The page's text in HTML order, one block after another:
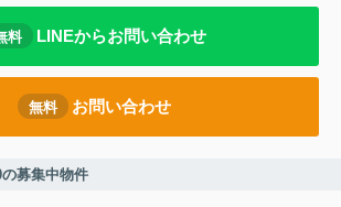
料 LINEからお問い合わせ
無料 お問い合わせ
募集中物件